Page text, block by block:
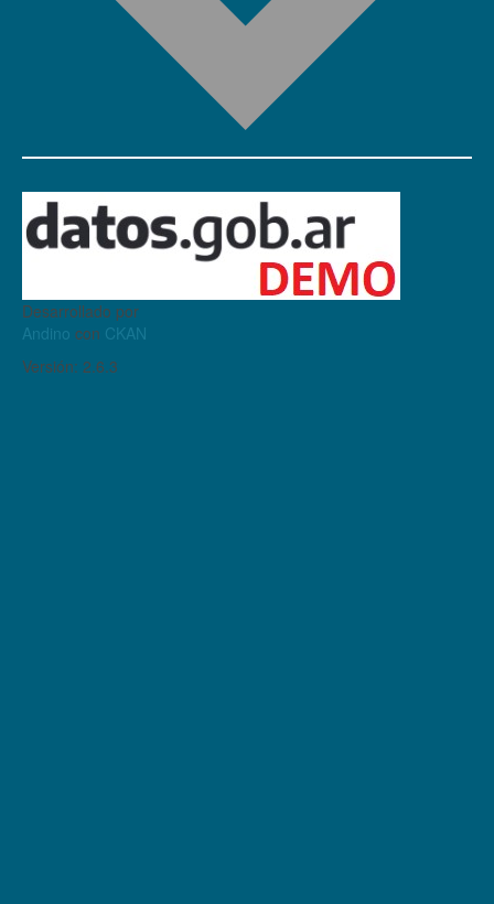
Desarrollado por
Andino con CKAN
Versión: 2.6.3